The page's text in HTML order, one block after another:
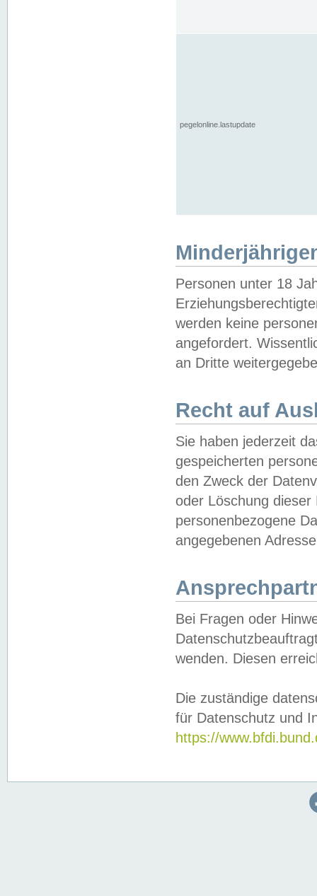
pegelonline.lastupdate
Personen unter 18
werden keine
angefordert.
an Dritte
Recht auf
Sie haben jederzeit
gespeicherten
den Zweck der
oder Löschung
personenbezogene
angegebenen
Bei Fragen oder
wenden. Diesen
Die zuständige
für Datenschutz und
https://